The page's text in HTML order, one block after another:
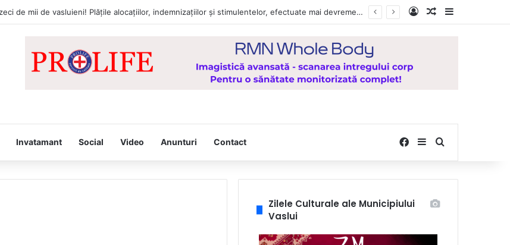
Vești bune pentru zeci de mii de vasluieni! Plățile alocațiilor, indemnizațiilor și stimulentelor, efectuate mai devreme în luna august 2026 Log InRandom Article
Invatamant Social Video Anunturi Contact Facebook
SidebarSearch for
Zilele Culturale ale Municipiului
Vaslui